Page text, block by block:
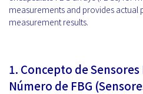
measurements and provides actual
measurement results.
1. Concepto de
Número de FBG